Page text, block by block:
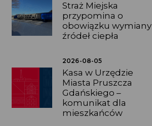
Straż Miejska
przypomina o
obowiązku wymiany
źródeł ciepła
2026-08-05
Kasa w Urzędzie
Miasta Pruszcza
Gdańskiego –
komunikat dla
mieszkańców